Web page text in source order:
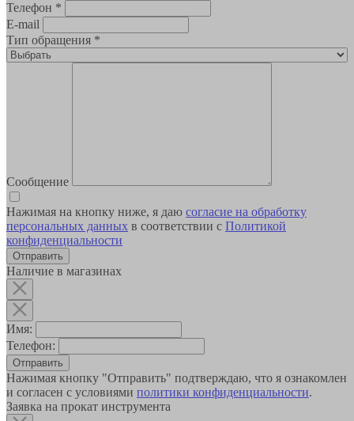
Телефон *
E-mail
Тип обращения *
Сообщение
Нажимая на кнопку ниже, я даю согласие на обработку
персональных данных в соответствии с Политикой
конфиденциальности
Наличие в магазинах
Имя:
Телефон:
Отправить
Нажимая кнопку "Отправить" подтверждаю, что я ознакомлен
и согласен с условиями политики конфиденциальности.
Заявка на прокат инструмента